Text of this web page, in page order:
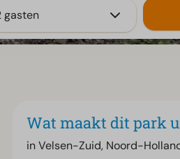
gasten
Wat maakt dit park
in Velsen-Zuid, Noord-